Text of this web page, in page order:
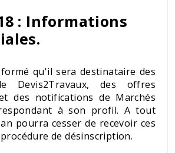
: Informations
.
qu'il sera destinataire des
Devis2Travaux, des offres
des notifications de Marchés
à son profil. A tout
pourra cesser de recevoir ces
de désinscription.